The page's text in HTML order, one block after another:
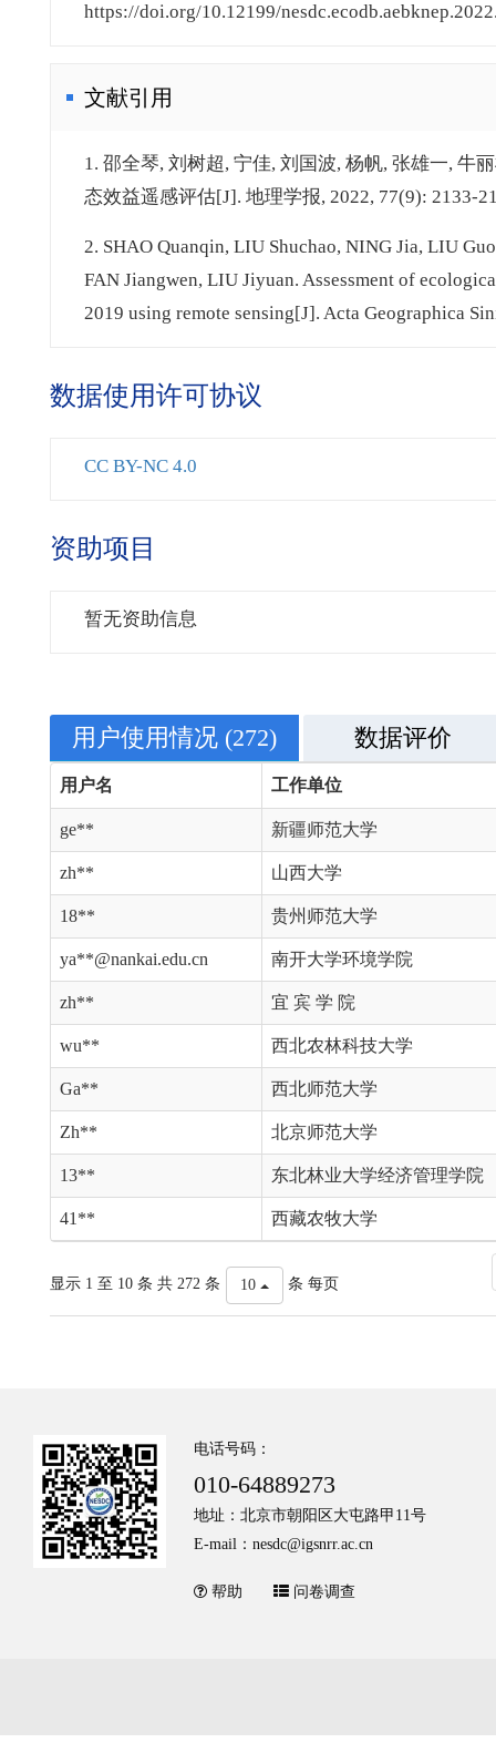
https://doi.org/10.12199/
文献引用
1. 邵全琴, 刘树超, 宁佳, 刘国波, 杨帆, 张雄一, 牛
态效益遥感评估[J]. 地理学报, 2022, 77(9): 2133-
2. SHAO Quanqin, LIU Shuchao, NING Jia, LIU
FAN Jiangwen, LIU Jiyuan. Assessment of
2019 using remote sensing[J]. Acta Geographica
数据使用许可协议
CC BY-NC 4.0
资助项目
暂无资助信息
用户使用情况 (272) 数据评价
用户名 工作单位
ge** 新疆师范大学
zh** 山西大学
18** 贵州师范大学
ya**@nankai.edu.cn 南开大学环境学院
zh** 宜 宾 学 院
wu** 西北农林科技大学
Ga** 西北师范大学
Zh** 北京师范大学
13** 东北林业大学经济管理学院
41** 西藏农牧大学
显示 1 至 10 条 共 272 条 10 条 每页
电话号码：
010-64889273
地址：北京市朝阳区大屯路甲11号
E-mail：nesdc@igsnrr.ac.cn
帮助 问卷调查